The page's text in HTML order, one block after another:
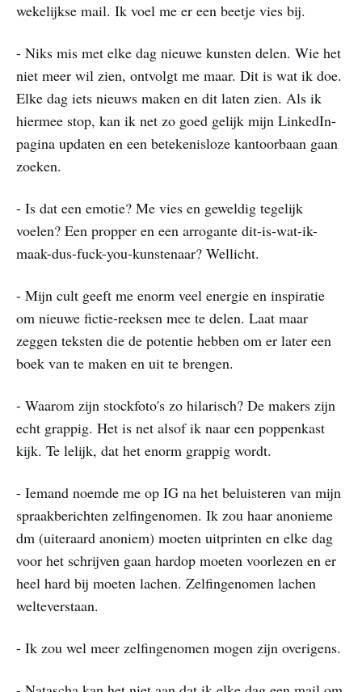
wekelijkse mail. Ik voel me er een beetje vies bij.
- Niks mis met elke dag nieuwe kunsten delen. Wie het
niet meer wil zien, ontvolgt me maar. Dit is wat ik doe.
Elke dag iets nieuws maken en dit laten zien. Als ik
hiermee stop, kan ik net zo goed gelijk mijn LinkedIn-
pagina updaten en een betekenisloze kantoorbaan gaan
zoeken.
- Is dat een emotie? Me vies en geweldig tegelijk
voelen? Een propper en een arrogante dit-is-wat-ik-
maak-dus-fuck-you-kunstenaar? Wellicht.
- Mijn cult geeft me enorm veel energie en inspiratie
om nieuwe fictie-reeksen mee te delen. Laat maar
zeggen teksten die de potentie hebben om er later een
boek van te maken en uit te brengen.
- Waarom zijn stockfoto's zo hilarisch? De makers zijn
echt grappig. Het is net alsof ik naar een poppenkast
kijk. Te lelijk, dat het enorm grappig wordt.
- Iemand noemde me op IG na het beluisteren van mijn
spraakberichten zelfingenomen. Ik zou haar anonieme
dm (uiteraard anoniem) moeten uitprinten en elke dag
voor het schrijven gaan hardop moeten voorlezen en er
heel hard bij moeten lachen. Zelfingenomen lachen
welteverstaan.
- Ik zou wel meer zelfingenomen mogen zijn overigens.